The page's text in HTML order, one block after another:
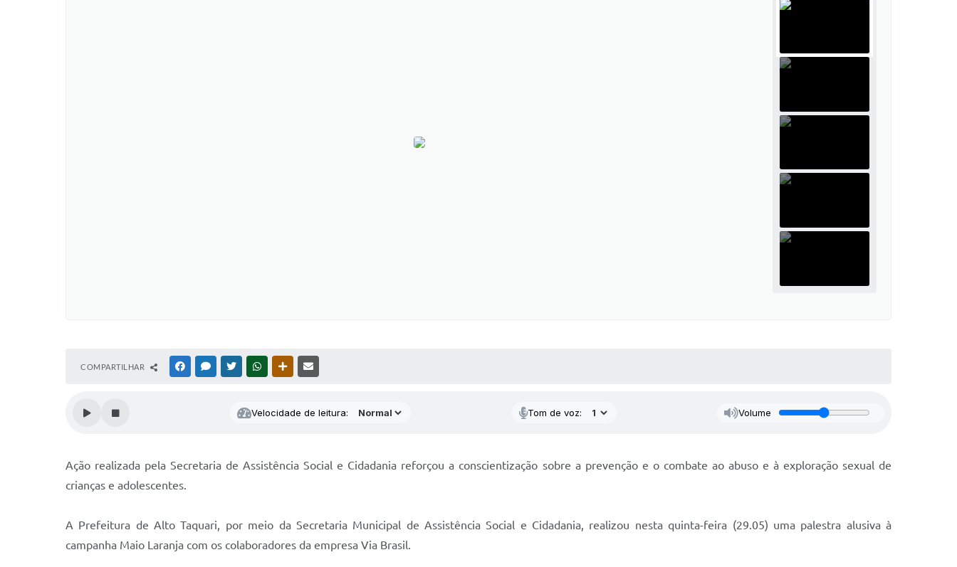
COMPARTILHAR FACEBOOKMESSENGER
TWITTERWHATSAPPOUTRAS MÍDIAS
Velocidade de leitura: Tom de voz: Volume
Ação realizada pela Secretaria de Assistência Social e Cidadania reforçou a conscientização sobre a prevenção e o combate ao abuso e à exploração sexual de
crianças e adolescentes.
A Prefeitura de Alto Taquari, por meio da Secretaria Municipal de Assistência Social e Cidadania, realizou nesta quinta-feira (29.05) uma palestra alusiva à
campanha Maio Laranja com os colaboradores da empresa Via Brasil.